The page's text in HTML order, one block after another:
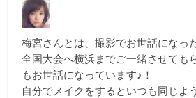
梅宮さんとは、撮影でお世話になっ
全国大会へ横浜までご一緒させても
もお世話になっています♪！
自分でメイクをするといつも同じよ